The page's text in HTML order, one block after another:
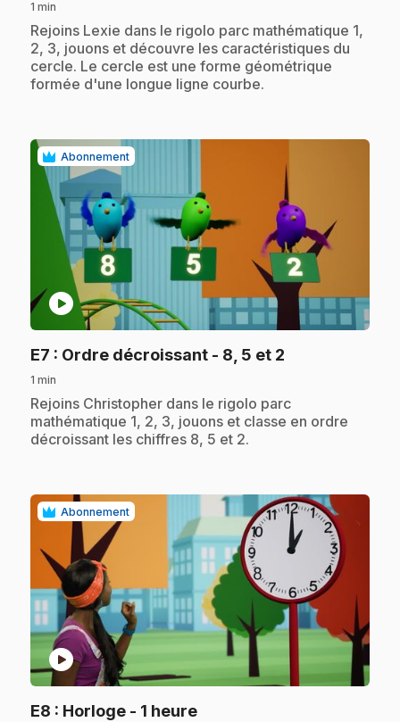
1 min
.Rejoins Lexie dans le rigolo parc mathématique 1,
2, 3, jouons et découvre les caractéristiques du
cercle. Le cercle est une forme géométrique
formée d'une longue ligne courbe.
Abonnement
play_circle
E7 : Ordre décroissant - 8, 5 et 2
1 min
.Rejoins Christopher dans le rigolo parc
mathématique 1, 2, 3, jouons et classe en ordre
décroissant les chiffres 8, 5 et 2.
Abonnement
play_circle
E8 : Horloge - 1 heure.